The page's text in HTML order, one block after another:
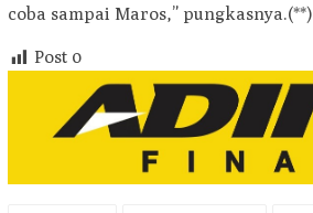
coba sampai Maros,” pungkasnya.(**)
Post 0